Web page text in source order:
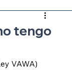
tengo
VAWA)